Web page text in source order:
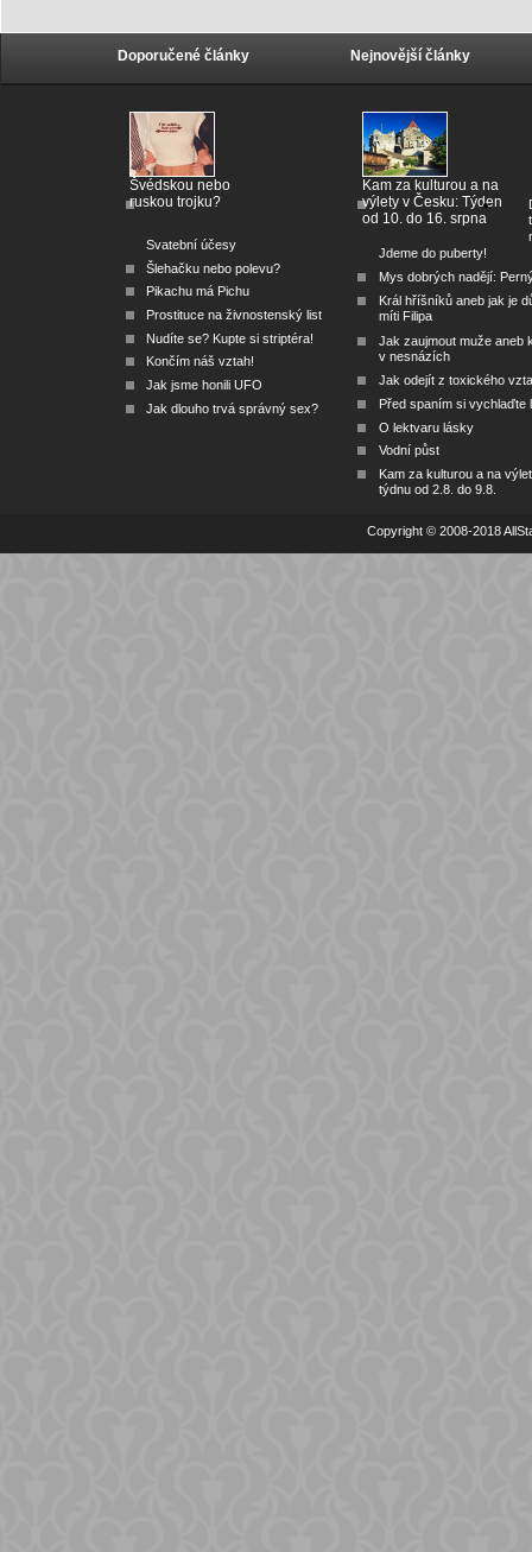
Doporučené články
Švédskou nebo
ruskou trojku?
Svatební účesy
Šlehačku nebo polevu?
Pikachu má Pichu
Prostituce na živnostenský list
Nudíte se? Kupte si striptéra!
Končím náš vztah!
Jak jsme honili UFO
Jak dlouho trvá správný sex?
Nejnovější články
Kam za kulturou a na
výlety v Česku: Týden
od 10. do 16. srpna
Jdeme do puberty!
Mys dobrých nadějí:
Král hříšníků aneb jak je
míti Filipa
Jak zaujmout muže aneb
v nesnázích
Jak odejít z toxického
Před spaním si vychlaďte
O lektvaru lásky
Vodní půst
Kam za kulturou a na
týdnu od 2.8. do 9.8.
Copyright © 2008-2018